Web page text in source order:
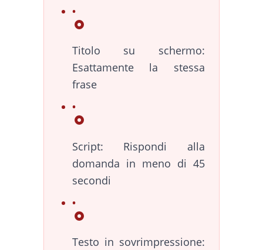
Titolo su schermo:
Esattamente la stessa
frase
Script: Rispondi alla
domanda in meno di 45
secondi
Testo in sovrimpressione: